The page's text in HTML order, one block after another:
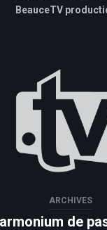
BeauceTV
ARCHIVES
de